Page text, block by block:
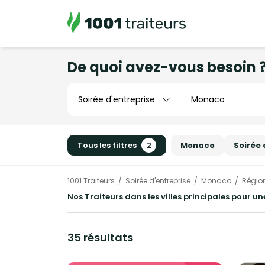
De quoi avez-vous besoin
Tous les filtres 2 Monaco
1001 Traiteurs Soirée d'entreprise Monaco
Nos Traiteurs dans les villes principales pour
35 résultats